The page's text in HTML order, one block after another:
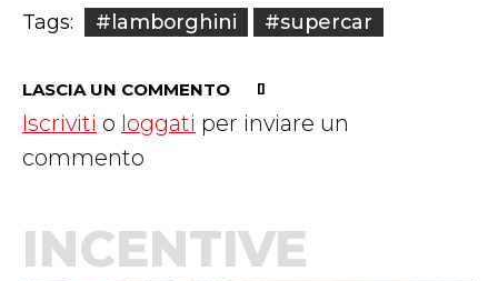
Tags: #lamborghini #supercar
LASCIA UN COMMENTO
Iscriviti o loggati per inviare un
commento
INCENTIVE